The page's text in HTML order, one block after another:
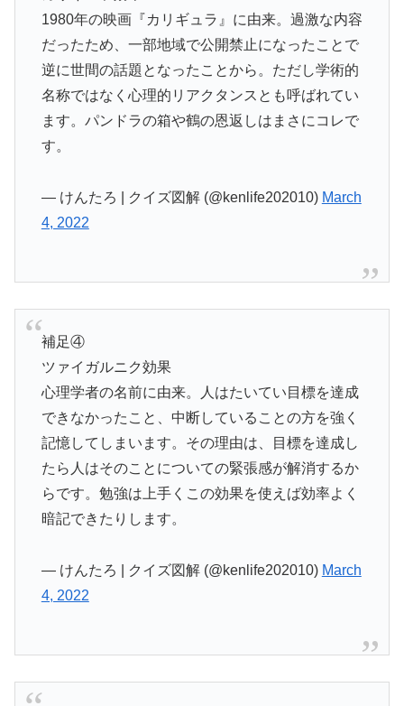
1980年の映画『カリギュラ』に由来。過激な内容
だったため、一部地域で公開禁止になったことで
逆に世間の話題となったことから。ただし学術的
名称ではなく心理的リアクタンスとも呼ばれてい
ます。パンドラの箱や鶴の恩返しはまさにコレで
す。
— けんたろ | クイズ図解 (@kenlife202010) March
4, 2022
補足④
ツァイガルニク効果
心理学者の名前に由来。人はたいてい目標を達成
できなかったこと、中断していることの方を強く
記憶してしまいます。その理由は、目標を達成し
たら人はそのことについての緊張感が解消するか
らです。勉強は上手くこの効果を使えば効率よく
暗記できたりします。
— けんたろ | クイズ図解 (@kenlife202010) March
4, 2022